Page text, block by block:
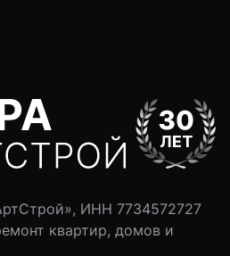
ИНН 7734572727
квартир, домов и